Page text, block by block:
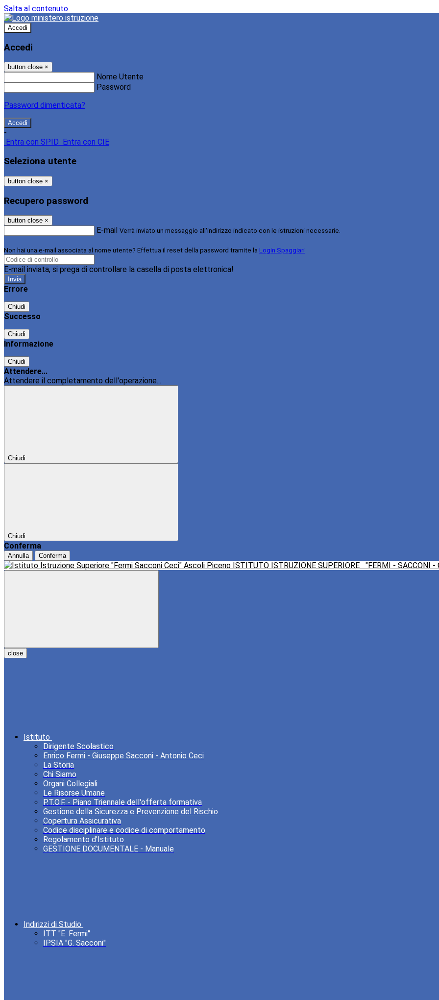
Salta al contenuto
Accedi
Accedi
button close ×
Nome Utente
Password
Password dimenticata?
-
Entra con SPID
Entra con CIE
Seleziona utente
button close ×
Recupero password
button close ×
E-mail Verrà inviato un messaggio all'indirizzo indicato con le istruzioni necessarie.
Non hai una e-mail associata al nome utente? Effettua il reset della password tramite la Login Spaggiari
E-mail inviata, si prega di controllare la casella di posta elettronica!
Errore
Chiudi
Successo
Chiudi
Informazione
Chiudi
Attendere...
Attendere il completamento dell'operazione...
Chiudi
Chiudi
Conferma
Annulla Conferma
ISTITUTO ISTRUZIONE SUPERIORE "FERMI - SACCONI -
close
Istituto
Dirigente Scolastico
Enrico Fermi - Giuseppe Sacconi - Antonio Ceci
La Storia
Chi Siamo
Organi Collegiali
Le Risorse Umane
P.T.O.F. - Piano Triennale dell'offerta formativa
Gestione della Sicurezza e Prevenzione del Rischio
Copertura Assicurativa
Codice disciplinare e codice di comportamento
Regolamento d'Istituto
GESTIONE DOCUMENTALE - Manuale
Indirizzi di Studio
ITT "E. Fermi"
IPSIA "G. Sacconi"